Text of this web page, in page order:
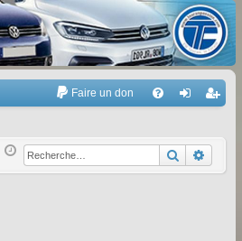
Faire un don
Q ne
xi
nr
eg
Rechercher